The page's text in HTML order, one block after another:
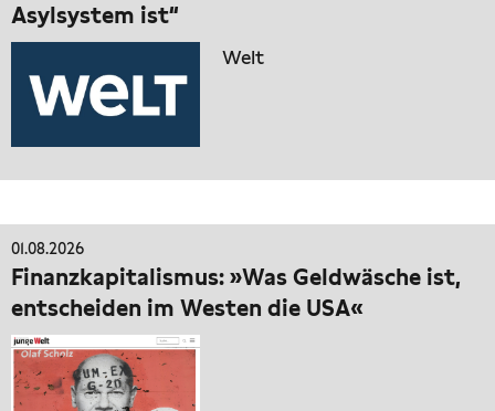
Asylsystem ist“
Welt
01.08.2026
Finanzkapitalismus: »Was Geldwäsche ist,
entscheiden im Westen die USA«